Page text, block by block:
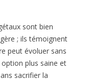
sont bien
; ils témoignent
peut évoluer sans
plus saine et
sacrifier la